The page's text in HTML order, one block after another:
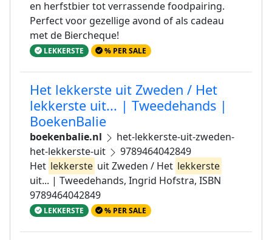
en herfstbier tot verrassende foodpairing.
Perfect voor gezellige avond of als cadeau
met de Biercheque!
LEKKERSTE % PER SALE
Het lekkerste uit Zweden / Het
lekkerste uit... | Tweedehands |
BoekenBalie
boekenbalie.nl
het-lekkerste-uit-zweden-
het-lekkerste-uit
9789464042849
Het lekkerste uit Zweden / Het lekkerste
uit... | Tweedehands, Ingrid Hofstra, ISBN
9789464042849
LEKKERSTE % PER SALE